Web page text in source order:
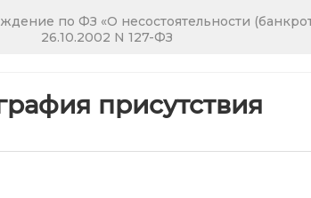
по ФЗ «О несостоятельности
26.10.2002 N 127-ФЗ
присутствия